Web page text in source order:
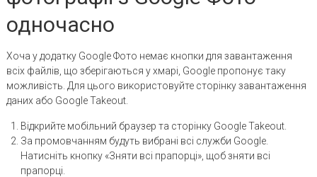
одночасно
Хоча у додатку Google Фото немає кнопки для завантаження
всіх файлів, що зберігаються у хмарі, Google пропонує таку
можливість. Для цього використовуйте сторінку завантаження
даних або Google Takeout.
Відкрийте мобільний браузер та сторінку Google Takeout.
За промовчанням будуть вибрані всі служби Google.
Натисніть кнопку «Зняти всі прапорці», щоб зняти всі
прапорці.